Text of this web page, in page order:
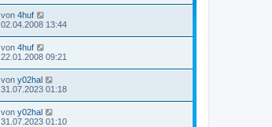
a
t
r
g
von 4huf
02.04.2008 13:44
von 4huf
22.01.2008 09:21
von y02hal
31.07.2023 01:18
von y02hal
31.07.2023 01:10